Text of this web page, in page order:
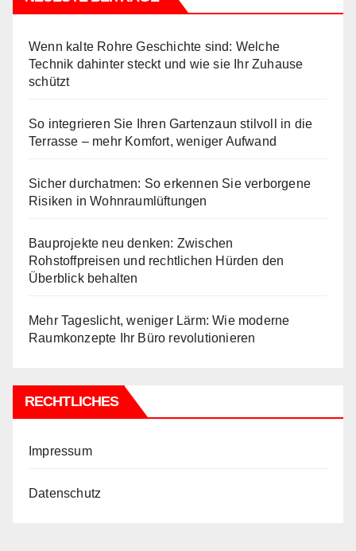
Wenn kalte Rohre Geschichte sind: Welche
Technik dahinter steckt und wie sie Ihr Zuhause
schützt
So integrieren Sie Ihren Gartenzaun stilvoll in die
Terrasse – mehr Komfort, weniger Aufwand
Sicher durchatmen: So erkennen Sie verborgene
Risiken in Wohnraumlüftungen
Bauprojekte neu denken: Zwischen
Rohstoffpreisen und rechtlichen Hürden den
Überblick behalten
Mehr Tageslicht, weniger Lärm: Wie moderne
Raumkonzepte Ihr Büro revolutionieren
RECHTLICHES
Impressum
Datenschutz